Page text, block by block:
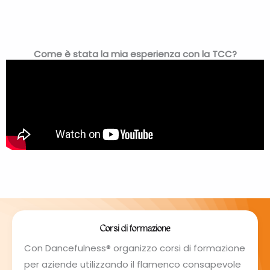
Come è stata la mia esperienza con la TCC?
Corsi di formazione
Con Dancefulness® organizzo corsi di formazione
per aziende utilizzando il flamenco consapevole